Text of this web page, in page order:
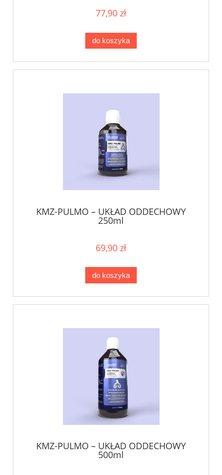
77,90 zł
do koszyka
KMZ-PULMO – UKŁAD ODDECHOWY
250ml
69,90 zł
do koszyka
KMZ-PULMO – UKŁAD ODDECHOWY
500ml